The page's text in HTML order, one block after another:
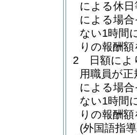
による休
による場
ない1時間
りの報酬
2
日額に
用職員が
による場
ない1時間
りの報酬
(外国語指